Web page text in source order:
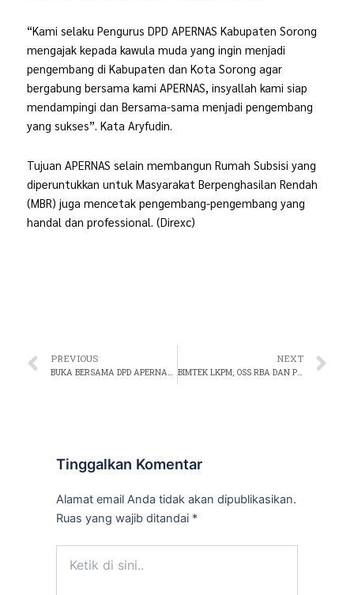
“Kami selaku Pengurus DPD APERNAS Kabupaten Sorong
mengajak kepada kawula muda yang ingin menjadi
pengembang di Kabupaten dan Kota Sorong agar
bergabung bersama kami APERNAS, insyallah kami siap
mendampingi dan Bersama-sama menjadi pengembang
yang sukses”. Kata Aryfudin.
Tujuan APERNAS selain membangun Rumah Subsisi yang
diperuntukkan untuk Masyarakat Berpenghasilan Rendah
(MBR) juga mencetak pengembang-pengembang yang
handal dan professional. (Direxc)
Prev
PREVIOUS
BUKA BERSAMA DPD APERNAS SOLO RAYA
NEXT
BIMTEK LKPM, OSS RBA DAN PBG KABUPATEN MALANG
Tinggalkan Komentar
Alamat email Anda tidak akan dipublikasikan.
Ruas yang wajib ditandai *